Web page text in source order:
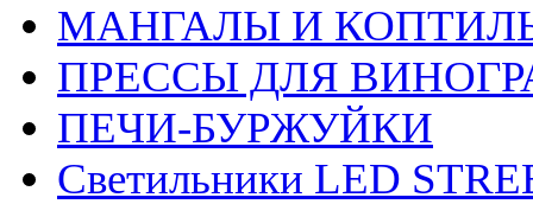
МАНГАЛЫ И
ПРЕССЫ ДЛЯ
ПЕЧИ-БУРЖУЙКИ
Светильники LED